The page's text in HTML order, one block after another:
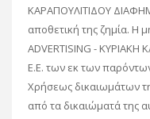
ΚΑΡΑΠΟΥΛΙΤΙΔΟΥ
αποθετική της ζημία. Η
ADVERTISING - ΚΥΡΙΑΚΗ
Ε.Ε. των εκ των
Χρήσεως δικαιωμάτων
από τα δικαιώματά της